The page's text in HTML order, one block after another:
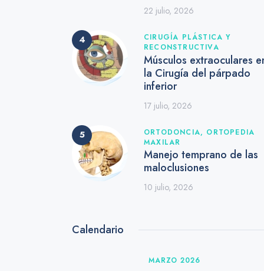
22 julio, 2026
CIRUGÍA PLÁSTICA Y
RECONSTRUCTIVA
Músculos extraoculares
la Cirugía del párpado
inferior
17 julio, 2026
ORTODONCIA, ORTOPEDIA
MAXILAR
Manejo temprano de las
maloclusiones
10 julio, 2026
Calendario
MARZO 2026